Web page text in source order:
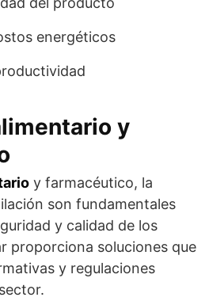
energéticos
y
y farmacéutico, la
son fundamentales
y calidad de los
proporciona soluciones que
y regulaciones